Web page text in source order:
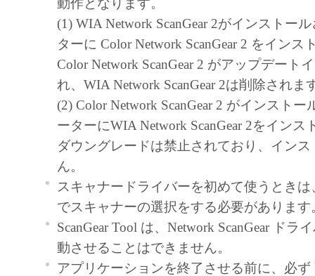
お客様が本契約書に同意できない場合、「
ア」を使用することはできません。
１．許諾
(1) キヤノンは、お客様が「キヤノン製品
のために、「キヤノン製品」に直接または
通じ接続される複数のコンピューター（以
と言います。）において、「本ソフトウェ
契約書においては、「本ソフトウェア」を
の記憶媒体上にインストールすること、ま
ターにおいて表示すること、アクセスする
実行することのいずれも含むものとします
非独占的権利をお客様に対して許諾します
た「指定機器」にネットワークを通じて接
動作となります。
(1) WIA Network ScanGear 2がインストー
ターに Color Network ScanGear 2 をインス
Color Network ScanGear 2 がアップデート
れ、WIA Network ScanGear 2は削除されま
(2) Color Network ScanGear 2 がインスト
ーターにWIA Network ScanGear 2をインス
ダウングレードは禁止されており、イン
ん。
スキャナードライバーを初めて使うときは
でスキャナーの選択をする必要があります
ScanGear Tool は、Network ScanGear ドラ
動させることはできません。
アプリケーションを終了させる前に、必ず